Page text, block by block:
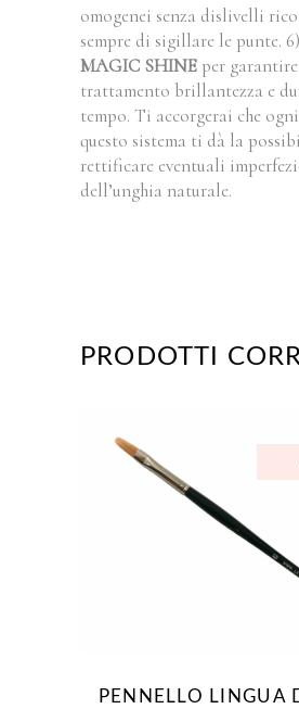
omogenei senza dislivelli
sempre di sigillare le punte.
MAGIC SHINE per
trattamento brillantezza e
tempo. Ti accorgerai che
questo sistema ti dà la
rettificare eventuali
dell’unghia naturale.
PRODOTTI
PENNELLO LINGUA